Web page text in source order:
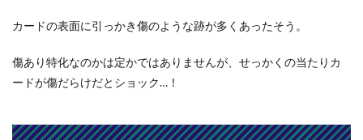
カードの表面に引っかき傷のような跡が多くあったそう。
傷あり特化なのかは定かではありませんが、せっかくの当たりカ
ードが傷だらけだとショック…！